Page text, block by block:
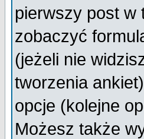
pierwszy post w
zobaczyć
(jeżeli nie
tworzenia
opcje (kolejne
Możesz także